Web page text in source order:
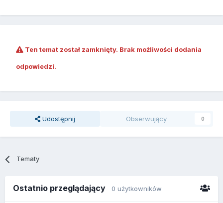
Ten temat został zamknięty. Brak możliwości dodania
odpowiedzi.
Udostępnij Obserwujący 0
Tematy
Ostatnio przeglądający 0 użytkowników